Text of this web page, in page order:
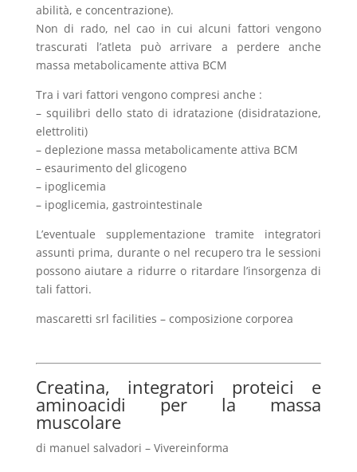
abilità, e concentrazione).
Non di rado, nel cao in cui alcuni fattori vengono
trascurati l’atleta può arrivare a perdere anche
massa metabolicamente attiva BCM
Tra i vari fattori vengono compresi anche :
– squilibri dello stato di idratazione (disidratazione,
elettroliti)
– deplezione massa metabolicamente attiva BCM
– esaurimento del glicogeno
– ipoglicemia
– ipoglicemia, gastrointestinale
L’eventuale supplementazione tramite integratori
assunti prima, durante o nel recupero tra le sessioni
possono aiutare a ridurre o ritardare l’insorgenza di
tali fattori.
mascaretti srl facilities – composizione corporea
Creatina, integratori proteici e
aminoacidi per la massa
muscolare
di manuel salvadori – Vivereinforma